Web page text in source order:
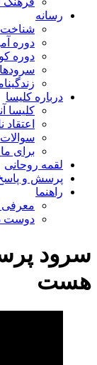
رسانه
شناخت
دوره
دوره
درباره کلیسا
کلیسا
اعتقاد
برای
لقمه روحانی
پرسش و
راهنما
معرفی
دوست
سرود
هست